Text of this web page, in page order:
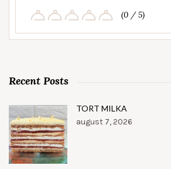
(0 / 5)
Recent Posts
TORT MILKA
august 7, 2026